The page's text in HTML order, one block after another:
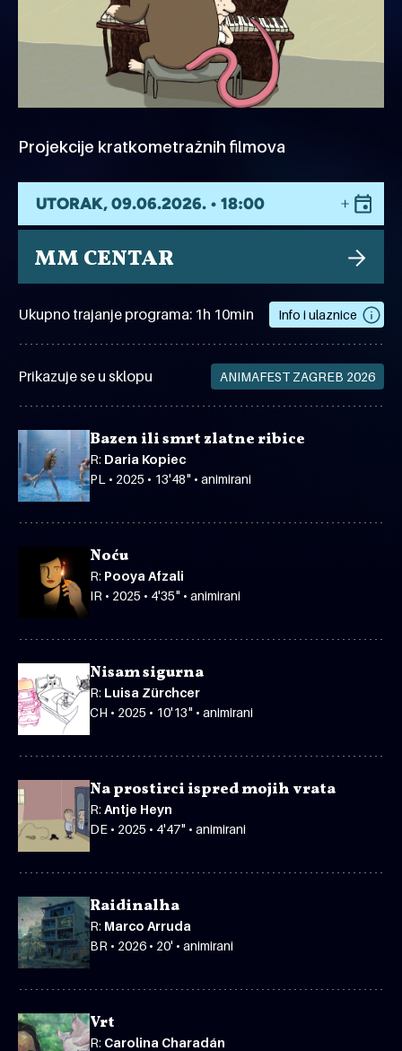
Projekcije kratkometražnih filmova
UTORAK, 09.06.2026. • 18:00
MM CENTAR
Ukupno trajanje programa: 1h 10min Info i ulaznice
Prikazuje se u sklopu ANIMAFEST ZAGREB 2026
Bazen ili smrt zlatne ribice
R: Daria Kopiec
PL • 2025 • 13'48" • animirani
Noću
R: Pooya Afzali
IR • 2025 • 4'35" • animirani
Nisam sigurna
R: Luisa Zürchcer
CH • 2025 • 10'13" • animirani
Na prostirci ispred mojih vrata
R: Antje Heyn
DE • 2025 • 4'47" • animirani
Raidinalha
R: Marco Arruda
BR • 2026 • 20' • animirani
Vrt
R: Carolina Charadán